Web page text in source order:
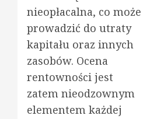
nieopłacalna, co może
prowadzić do utraty
kapitału oraz innych
zasobów. Ocena
rentowności jest
zatem nieodzownym
elementem każdej